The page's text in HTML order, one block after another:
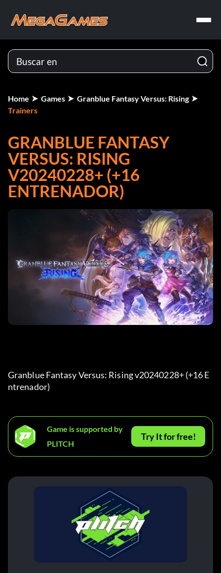
Home Games
Granblue Fantasy Versus: Rising
Trainers
GRANBLUE FANTASY
VERSUS: RISING
V20240228+ (+16
ENTRENADOR)
Granblue Fantasy Versus: Rising v20240228+ (+16 E
ntrenador)
Game is supported by
PLITCH
Try It for free!